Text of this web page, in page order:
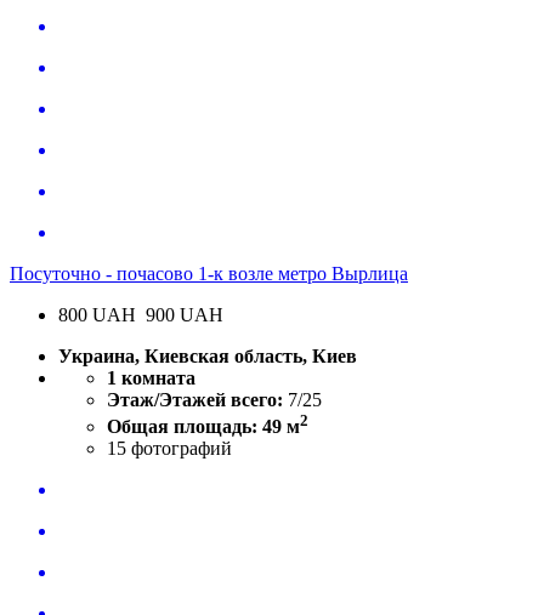
Посуточно - почасово 1-к возле метро Вырлица
800 UAH 900 UAH
Украина, Киевская область, Киев
1 комната
Этаж/Этажей всего: 7/25
Общая площадь: 49 м2
15 фотографий